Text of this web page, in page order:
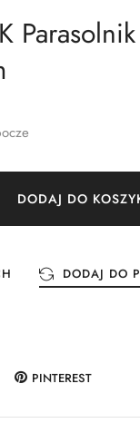
Parasolnik
DODAJ DO
DODAJ DO
PINTEREST